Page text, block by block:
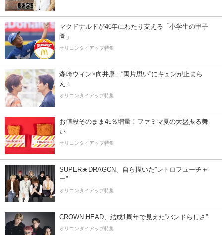
マクドナルドが40年にわたり支える「小学生の甲子
園」
オリコンタイアップ特集
森崎ウィン×向井康二“両片思い”にキュンが止まら
ん！
オリコンタイアップ特集
お値段そのまま45％増量！ファミマ夏の大盤振る舞
い
オリコンタイアップ特集
SUPER★DRAGON、自ら描いた”レトロフューチャ
ー”
オリコンタイアップ特集
CROWN HEAD、結成1周年で見えた”バンドらしさ”
オリコンタイアップ特集